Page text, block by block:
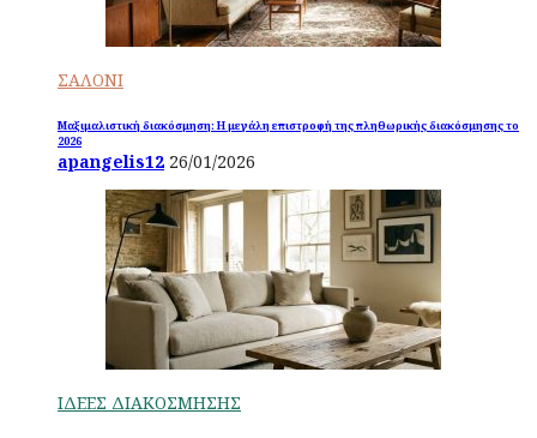
ΣΑΛΟΝΙ
Μαξιμαλιστική διακόσμηση: Η μεγάλη επιστροφή της πληθωρικής διακόσμησης το
2026
apangelis12 26/01/2026
ΙΔΕΕΣ ΔΙΑΚΟΣΜΗΣΗΣ